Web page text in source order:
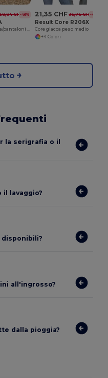
CHF-46%
Completo giacca/pantaloni impermeabile Heavyweight
21,35 CHF 36,76 CHF-42%
Result Core R206X
Core giacca peso medio
+4 Colori
la serigrafia o il
lavaggio?
all'ingrosso?
dalla pioggia?